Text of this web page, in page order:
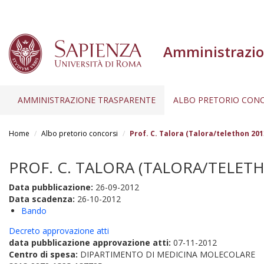
AMMINISTRAZIONE TRASPARENTE ALBO PRETORIO
Home Albo pretorio concorsi Prof. C. Talora (Talora/telethon
PROF. C. TALORA (TALORA/
Data pubblicazione: 26-09-2012
Data scadenza: 26-10-2012
Bando
Decreto approvazione atti
data pubblicazione approvazione atti: 07-11-2012
Centro di spesa: DIPARTIMENTO DI MEDICINA MOLECOLARE